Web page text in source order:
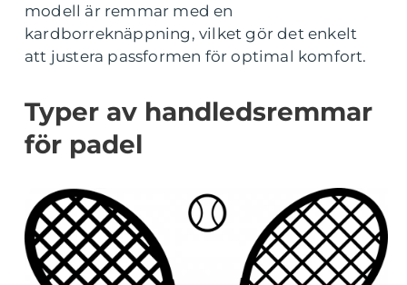
modell är remmar med en
kardborreknäppning, vilket gör det enkelt
att justera passformen för optimal komfort.
Typer av handledsremmar
för padel